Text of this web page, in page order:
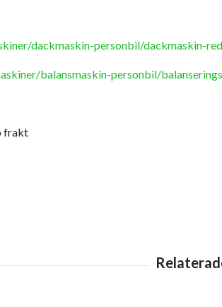
dackmaskin-personbil/dackmaskin-
balansmaskin-personbil/
frakt